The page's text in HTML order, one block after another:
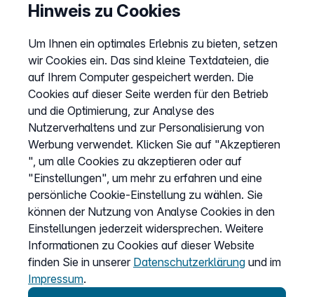
Service
Hilfecenter
Webinare
Wissen & Ratgeber
Bandbreitengarantie
Verfügbarkeit prüfen
Barriere melden
Kündigung
Kundenportal Login
Vertrag widerrufen
Easybell-App
Anleitung
Hinweis zu Cookies
Um Ihnen ein optimales Erlebnis zu bieten, setzen
wir Cookies ein. Das sind kleine Textdateien, die
auf Ihrem Computer gespeichert werden. Die
Cookies auf dieser Seite werden für den Betrieb
und die Optimierung, zur Analyse des
Nutzerverhaltens und zur Personalisierung von
Werbung verwendet. Klicken Sie auf "Akzeptieren
", um alle Cookies zu akzeptieren oder auf
"Einstellungen", um mehr zu erfahren und eine
persönliche Cookie-Einstellung zu wählen. Sie
können der Nutzung von Analyse Cookies in den
Einstellungen jederzeit widersprechen. Weitere
Informationen zu Cookies auf dieser Website
finden Sie in unserer Datenschutzerklärung und im
Impressum.